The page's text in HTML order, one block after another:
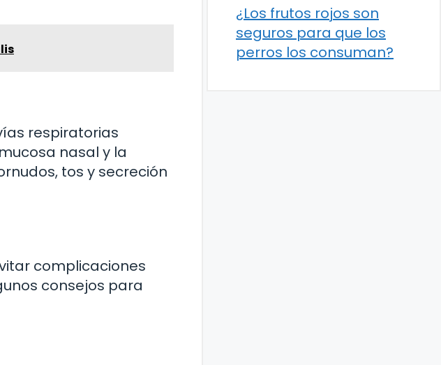
respiratorias
nasal y la
tos y secreción
complicaciones
consejos para
¿Los frutos rojos son
seguros para que los
perros los consuman?